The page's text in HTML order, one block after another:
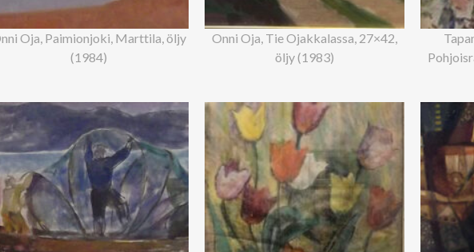
Oja, Paimionjoki, Marttila, öljy
(1984)
Onni Oja, Tie Ojakkalassa, 27×42,
öljy (1983)